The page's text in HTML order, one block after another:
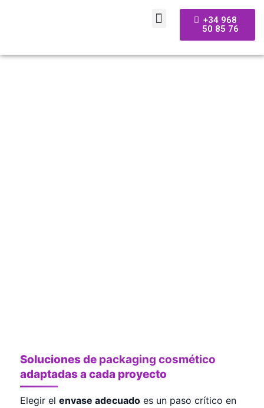
+34 968
50 85 76
Soluciones de packaging cosmético
adaptadas a cada proyecto
Elegir el envase adecuado es un paso crítico en